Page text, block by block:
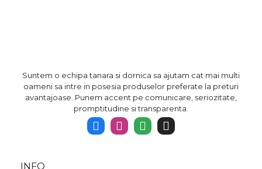
Suntem o echipa tanara si dornica sa ajutam cat mai multi
oameni sa intre in posesia produselor preferate la preturi
avantajoase. Punem accent pe comunicare, seriozitate,
promptitudine si transparenta.
INFO